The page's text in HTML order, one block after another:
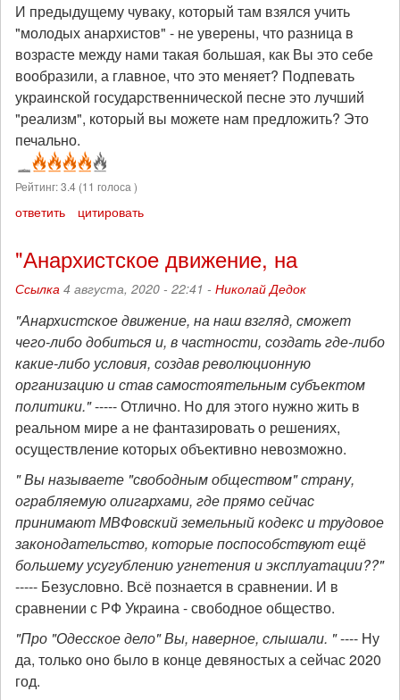
И предыдущему чуваку, который там взялся учить
"молодых анархистов" - не уверены, что разница в
возрасте между нами такая большая, как Вы это себе
вообразили, а главное, что это меняет? Подпевать
украинской государственнической песне это лучший
"реализм", который вы можете нам предложить? Это
печально.
Рейтинг:3.4 (11 голоса )
ответить цитировать
"Анархистское движение, на
Ссылка 4 августа, 2020 - 22:41 - Николай Дедок
"Анархистское движение, на наш взгляд, сможет
чего-либо добиться и, в частности, создать где-либо
какие-либо условия, создав революционную
организацию и став самостоятельным субъектом
политики."----- Отлично. Но для этого нужно жить в
реальном мире а не фантазировать о решениях,
осуществление которых объективно невозможно.
" Вы называете "свободным обществом" страну,
ограбляемую олигархами, где прямо сейчас
принимают МВФовский земельный кодекс и трудовое
законодательство, которые поспособствуют ещё
большему усугублению угнетения и эксплуатации??"
----- Безусловно. Всё познается в сравнении. И в
сравнении с РФ Украина - свободное общество.
"Про "Одесское дело" Вы, наверное, слышали. "---- Ну
да, только оно было в конце девяностых а сейчас 2020
год.